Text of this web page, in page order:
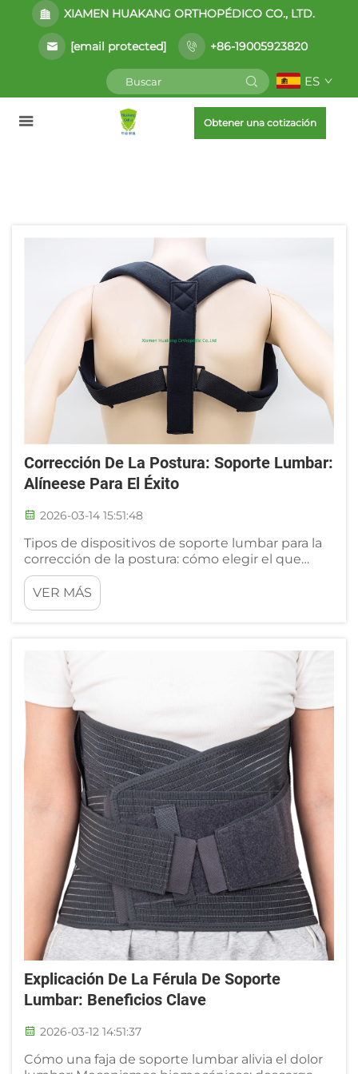
XIAMEN HUAKANG ORTHOPÉDICO CO., LTD.
[email protected] +86-19005923820
ES
Obtener una cotización
Corrección De La Postura: Soporte Lumbar:
Alíneese Para El Éxito
2026-03-14 15:51:48
Tipos de dispositivos de soporte lumbar para la
corrección de la postura: cómo elegir el que
mejor se adapte a sus necesidades.
Comparación entre férulas lumbares, sillas
ergonómicas y dispositivos portátiles
atienden distintas necesidades: las férulas
lumbares ofrecen...
VER MÁS
Explicación De La Férula De Soporte
Lumbar: Beneficios Clave
2026-03-12 14:51:37
Cómo una faja de soporte lumbar alivia el dolor